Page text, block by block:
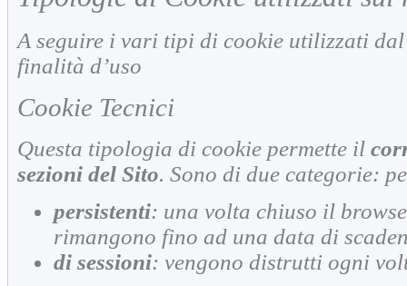
A seguire i vari tipi di cookie utilizzati
finalità d’uso
Cookie Tecnici
Questa tipologia di cookie permette il
sezioni del Sito. Sono di due categorie:
persistenti: una volta chiuso il
rimangono fino ad una data di
di sessioni: vengono distrutti ogni